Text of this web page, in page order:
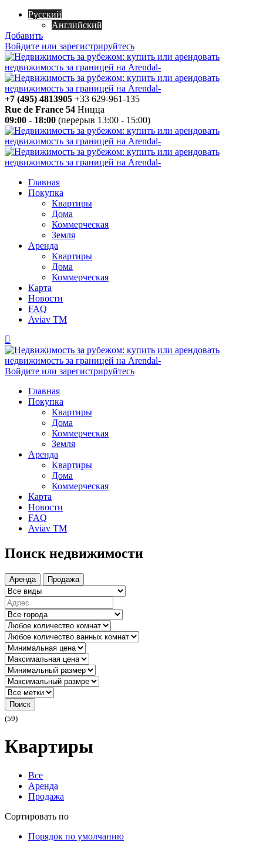
Русский
Английский
Добавить
Войдите или зарегистрируйтесь
+7 (495) 4813905 +33 629-961-135
Rue de France 54 Ницца
09:00 - 18:00 (перерыв 13:00 - 15:00)
Главная
Покупка
Квартиры
Дома
Коммерческая
Земля
Аренда
Квартиры
Дома
Коммерческая
Карта
Новости
FAQ
Aviav TM
Войдите или зарегистрируйтесь
Главная
Покупка
Квартиры
Дома
Коммерческая
Земля
Аренда
Квартиры
Дома
Коммерческая
Карта
Новости
FAQ
Aviav TM
Поиск недвижимости
Аренда Продажа
Поиск
(59)
Квартиры
Все
Аренда
Продажа
Сортировать по
Порядок по умолчанию